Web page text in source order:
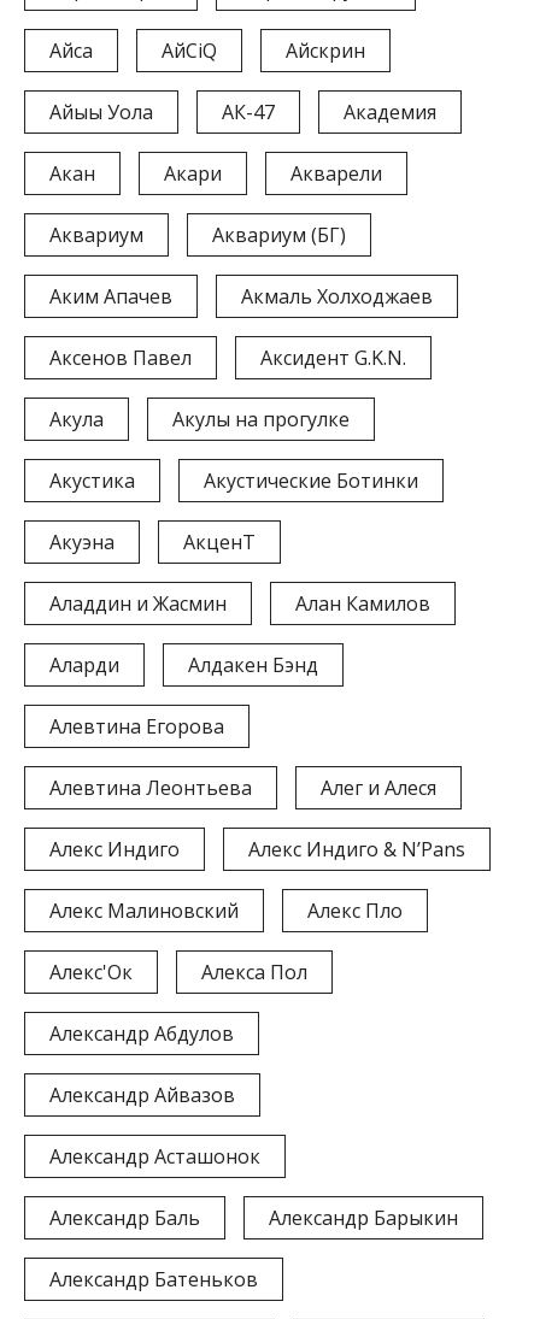
Айса АйСіQ Айскрин
Айыы Уола АК-47 Академия
Акан Акари Акварели
Аквариум Аквариум (БГ)
Аким Апачев Акмаль Холходжаев
Аксенов Павел Аксидент G.K.N.
Акула Акулы на прогулке
Акустика Акустические Ботинки
Акуэна АкценТ
Аладдин и Жасмин Алан Камилов
Аларди Алдакен Бэнд
Алевтина Егорова
Алевтина Леонтьева Алег и Алеся
Алекс Индиго Алекс Индиго & N’Pans
Алекс Малиновский Алекс Пло
Алекс'Ок Алекса Пол
Александр Абдулов
Александр Айвазов
Александр Асташонок
Александр Баль Александр Барыкин
Александр Батеньков